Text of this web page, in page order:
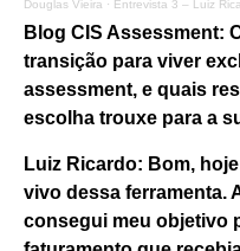
Douglas Vieira · Entrevista 3 – Luiz
Blog CIS Assessment:
transição para viver
assessment, e quais
escolha trouxe para a
Luiz Ricardo: Bom,
vivo dessa ferramenta.
consegui meu objetivo